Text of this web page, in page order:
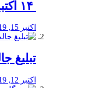
اکتبر 15, 2019
تبلیغ
اکتبر 12, 2019